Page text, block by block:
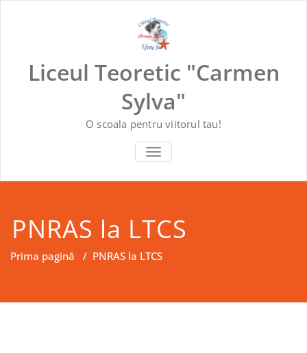
Liceul Teoretic "Carmen
Sylva"
O scoala pentru viitorul tau!
COMUTĂ NAVIGAREA
PNRAS la LTCS
Prima pagină / PNRAS la LTCS